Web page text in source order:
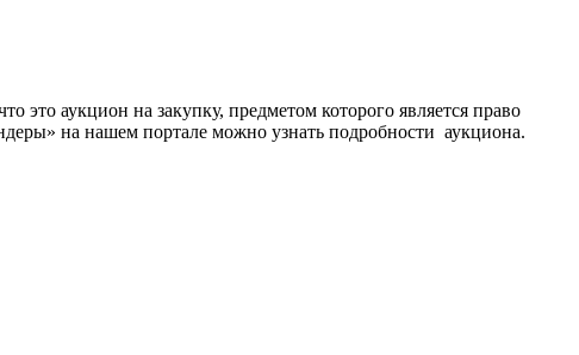
это аукцион на закупку, предметом которого является право
на нашем портале можно узнать подробности аукциона.